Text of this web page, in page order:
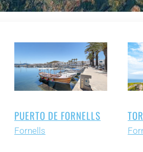
PUERTO DE FORNELLS
Fornells